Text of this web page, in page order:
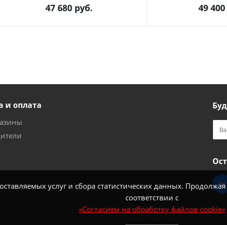
услуг и сбора статистических данных.
соответствии с
«Согласием на обработку файлов cookie»
47 680 руб. 49 400
и оплата